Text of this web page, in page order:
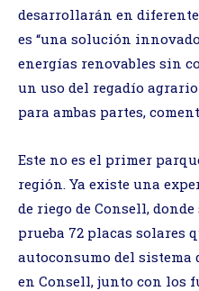
desarrollarán en
es “una solución
energías renovables sin
un uso del regadío
para ambas partes,
Este no es el primer
región. Ya existe una
de riego de Consell,
prueba 72 placas solares
autoconsumo del sistema
en Consell, junto con los